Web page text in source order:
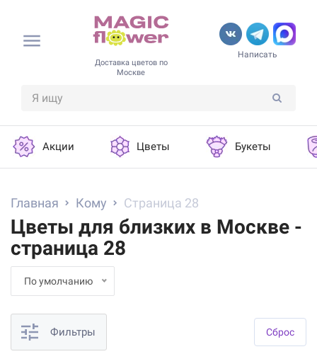
Доставка цветов по
Москве
Написать
Акции Цветы Букеты
Главная Кому Страница 28
Цветы для близких в Москве -
страница 28
По умолчанию
Фильтры Cброс